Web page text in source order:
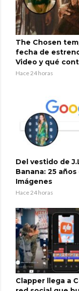
The Chosen
fecha de
Video y qué
Hace 24 horas
Del vestido de
Banana: 25
Imágenes
Hace 24 horas
Clapper llega a